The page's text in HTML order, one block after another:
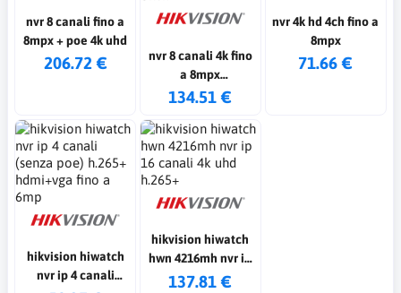
nvr 8 canali fino a
8mpx + poe 4k uhd
206.72 €
nvr 8 canali 4k fino
a 8mpx
h265+80mbps p2p
134.51 €
nvr 4k hd 4ch fino a
8mpx
71.66 €
hikvision hiwatch
nvr ip 4 canali
hikvision hiwatch
hwn 4216mh nvr ip
16 canali 4k uhd
137.81 €